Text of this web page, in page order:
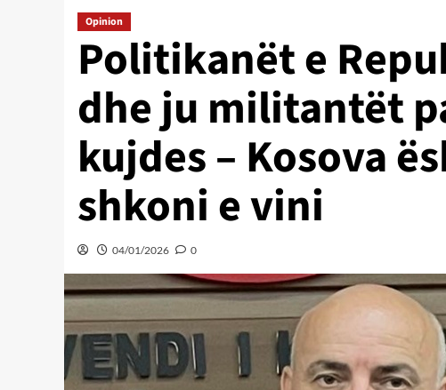
Opinion
Politikanët e
dhe ju militantët
kujdes – Kosova
shkoni e vini
04/01/2026 0